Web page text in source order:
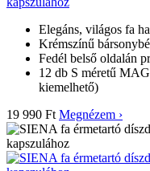
Elegáns, világos fa
Krémszínű
Fedél belső oldalán
12 db S méretű
kiemelhető)
19 990 Ft Megnézem ›